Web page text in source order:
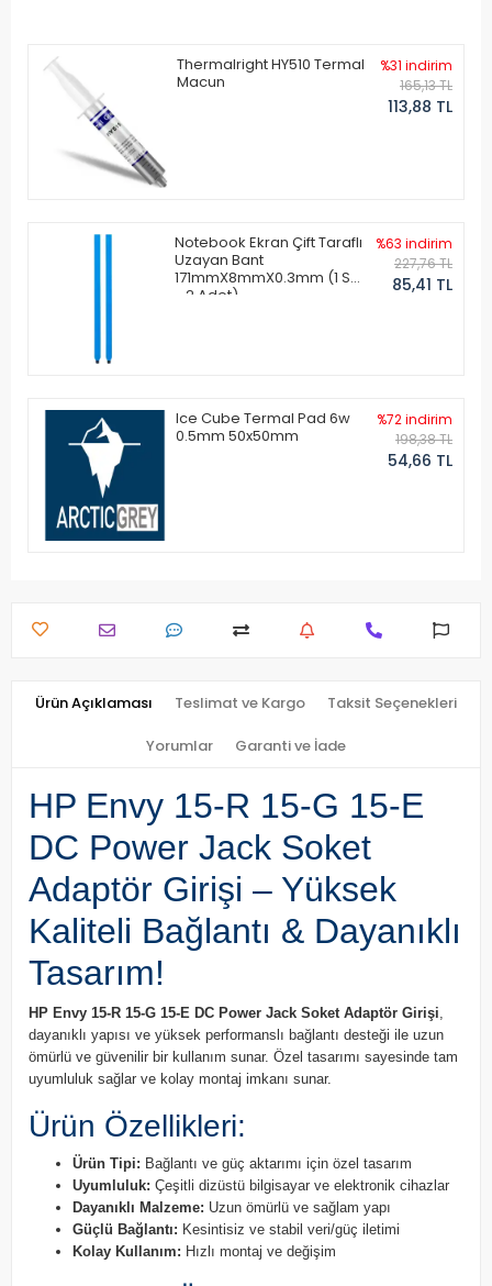
Thermalright HY510 Termal
Macun
%31 indirim
165,13 TL
113,88 TL
Notebook Ekran Çift Taraflı
Uzayan Bant
171mmX8mmX0.3mm (1 Set
- 2 Adet)
%63 indirim
227,76 TL
85,41 TL
Ice Cube Termal Pad 6w
0.5mm 50x50mm
%72 indirim
198,38 TL
54,66 TL
Ürün Açıklaması Teslimat ve Kargo Taksit Seçenekleri
Yorumlar Garanti ve İade
HP Envy 15-R 15-G 15-E
DC Power Jack Soket
Adaptör Girişi – Yüksek
Kaliteli Bağlantı & Dayanıklı
Tasarım!
HP Envy 15-R 15-G 15-E DC Power Jack Soket Adaptör Girişi,
dayanıklı yapısı ve yüksek performanslı bağlantı desteği ile uzun
ömürlü ve güvenilir bir kullanım sunar. Özel tasarımı sayesinde tam
uyumluluk sağlar ve kolay montaj imkanı sunar.
Ürün Özellikleri:
Ürün Tipi: Bağlantı ve güç aktarımı için özel tasarım
Uyumluluk: Çeşitli dizüstü bilgisayar ve elektronik cihazlar
Dayanıklı Malzeme: Uzun ömürlü ve sağlam yapı
Güçlü Bağlantı: Kesintisiz ve stabil veri/güç iletimi
Kolay Kullanım: Hızlı montaj ve değişim